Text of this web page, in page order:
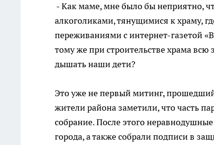
- Как маме, мне было бы неприятно,
алкоголиками, тянущимися к храму,
переживаниями с интернет-газетой
тому же при строительстве храма всю
дышать наши дети?
Это уже не первый митинг,
жители района заметили, что часть
собрание. После этого
города, а также собрали подписи в